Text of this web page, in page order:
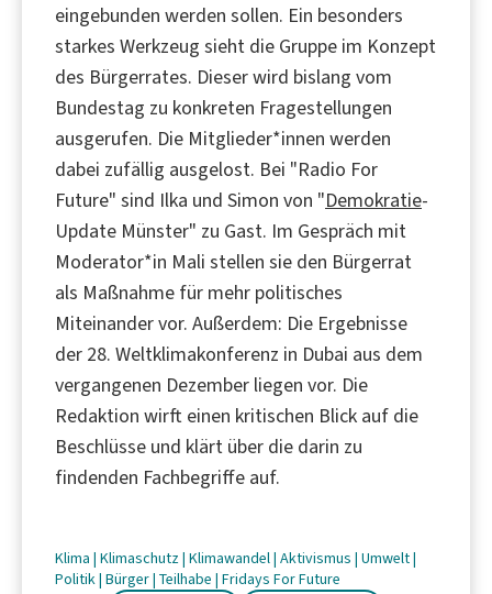
eingebunden werden sollen. Ein besonders
starkes Werkzeug sieht die Gruppe im Konzept
des Bürgerrates. Dieser wird bislang vom
Bundestag zu konkreten Fragestellungen
ausgerufen. Die Mitglieder*innen werden
dabei zufällig ausgelost. Bei "Radio For
Future" sind Ilka und Simon von "Demokratie-
Update Münster" zu Gast. Im Gespräch mit
Moderator*in Mali stellen sie den Bürgerrat
als Maßnahme für mehr politisches
Miteinander vor. Außerdem: Die Ergebnisse
der 28. Weltklimakonferenz in Dubai aus dem
vergangenen Dezember liegen vor. Die
Redaktion wirft einen kritischen Blick auf die
Beschlüsse und klärt über die darin zu
findenden Fachbegriffe auf.
Klima | Klimaschutz| Klimawandel| Aktivismus | Umwelt|
Politik| Bürger| Teilhabe | Fridays For Future